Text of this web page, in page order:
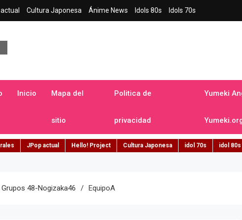
Cultura Japonesa Ánime News Idols 80s Idols 70s
Inicio Mapa del
sitio
Politica de
privacidad
Yumeki
JPop actual Hello! Project Cultura Japonesa idol 70s idol 80s
48-Nogizaka46 EquipoA